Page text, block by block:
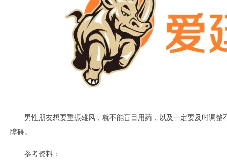
男性朋友想要重振雄风，就不能盲目用药，以及一定要及时调
障碍。
参考资料：